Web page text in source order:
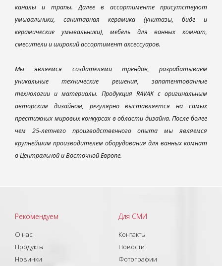
каналы и трапы. Далее в ассортименте присутствуют
умывальники, санитарная керамика (унитазы, биде и
керамические умывальники), мебель для ванных комнат,
смесители и широкий ассортимент аксессуаров.
Мы являемся создателями трендов, разрабатываем
уникальные технические решения, запатентованные
технологии и материалы. Продукция RAVAK с оригинальным
авторским дизайном, регулярно выставляется на самых
престижных мировых конкурсах в области дизайна. После более
чем 25-летнего производственного опыта мы являемся
крупнейшим производителем оборудования для ванных комнат
в Центральной и Восточной Европе.
Рекомендуем
О нас
Продукты
Новинки
Для СМИ
Контакты
Новости
Фотографии